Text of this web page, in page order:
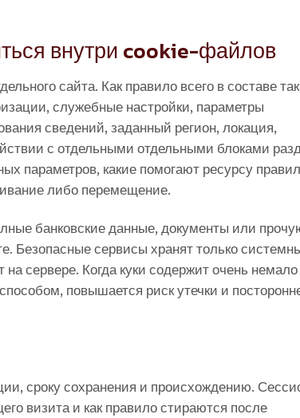
внутри cookie-файлов
сайта. Как правило всего в составе
служебные настройки, параметры
сведений, заданный регион, локация,
с отдельными отдельными блоками
параметров, какие помогают ресурсу
либо перемещение.
банковские данные, документы или
сервисы хранят только
сервере. Когда куки содержит очень немало
повышается риск утечки и
сроку сохранения и происхождению.
визита и как правило стираются после